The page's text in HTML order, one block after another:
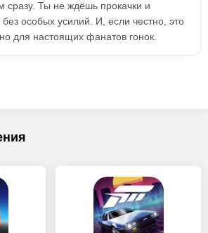
сразу. Ты не ждёшь прокачки и
особых усилий. И, если честно, это
для настоящих фанатов гонок.